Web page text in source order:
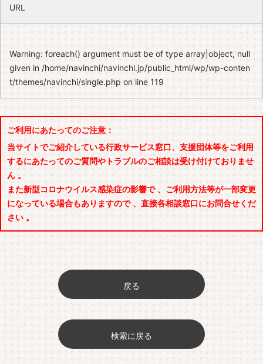
URL
Warning: foreach() argument must be of type array|object, null
given in/home/navinchi/navinchi.jp/public_html/wp/wp-conten
t/themes/navinchi/single.php on line119
ご利用にあたってのご注意：
当サイトでご紹介している行政サービス窓口、支援団体等をご利用
するにあたってのご質問やトラブルのご相談は受け付けておりませ
ん 。
また新型コロナウイルス感染症の影響で 、ご利用方法等が一部変更
になっている場合もありますので 、直接各相談窓口にお問合せくだ
さい 。
戻る
検索に戻る